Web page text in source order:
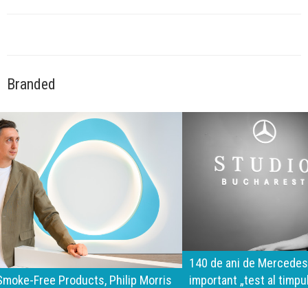
Branded
140 de ani de Mercedes-Benz. Ramona Pîrlog: Cel mai
important „test al timpului” este să inovăm constant, dar